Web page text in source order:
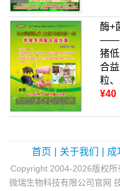
酶+
——
猪
合
粒
¥40
首页 关于我们 成
Copyright 2004-2026版权
微瑞生物科技有限公司官网